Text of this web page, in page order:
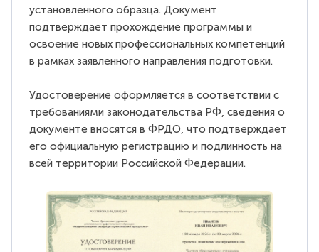
установленного образца. Документ
подтверждает прохождение программы и
освоение новых профессиональных компетенций
в рамках заявленного направления подготовки.
Удостоверение оформляется в соответствии с
требованиями законодательства РФ, сведения о
документе вносятся в ФРДО, что подтверждает
его официальную регистрацию и подлинность на
всей территории Российской Федерации.